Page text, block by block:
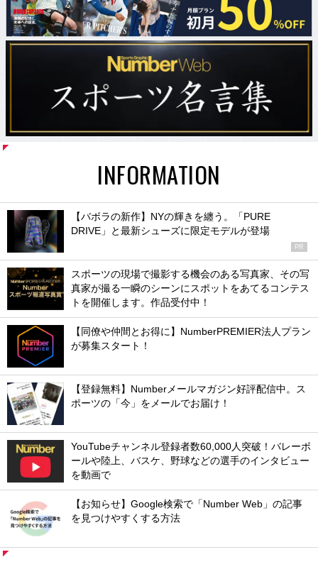
INFORMATION
【バボラの新作】NYの輝きを纏う。「PURE
DRIVE」と最新シューズに限定モデルが登場
PR
スポーツの現場で撮影する機会のある写真家、その写
真家が撮る一瞬のシーンにスポットをあてるコンテス
トを開催します。作品受付中！
【同僚や仲間とお得に】NumberPREMIER法人プラン
が募集スタート！
【登録無料】Numberメールマガジン好評配信中。ス
ポーツの「今」をメールでお届け！
YouTubeチャンネル登録者数60,000人突破！バレーボ
ールや陸上、バスケ、野球などの選手のインタビュー
を動画で
【お知らせ】Google検索で「Number Web」の記事
を見つけやすくする方法